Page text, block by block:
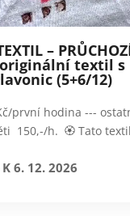
–
textil s
(5+6/12)
první hodina ---
150,-/h. 🏵️ Tato
K 6. 12. 2026